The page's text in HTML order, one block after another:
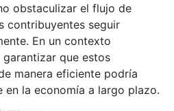
obstaculizar el flujo de
contribuyentes seguir
En un contexto
que estos
manera eficiente podría
la economía a largo plazo.